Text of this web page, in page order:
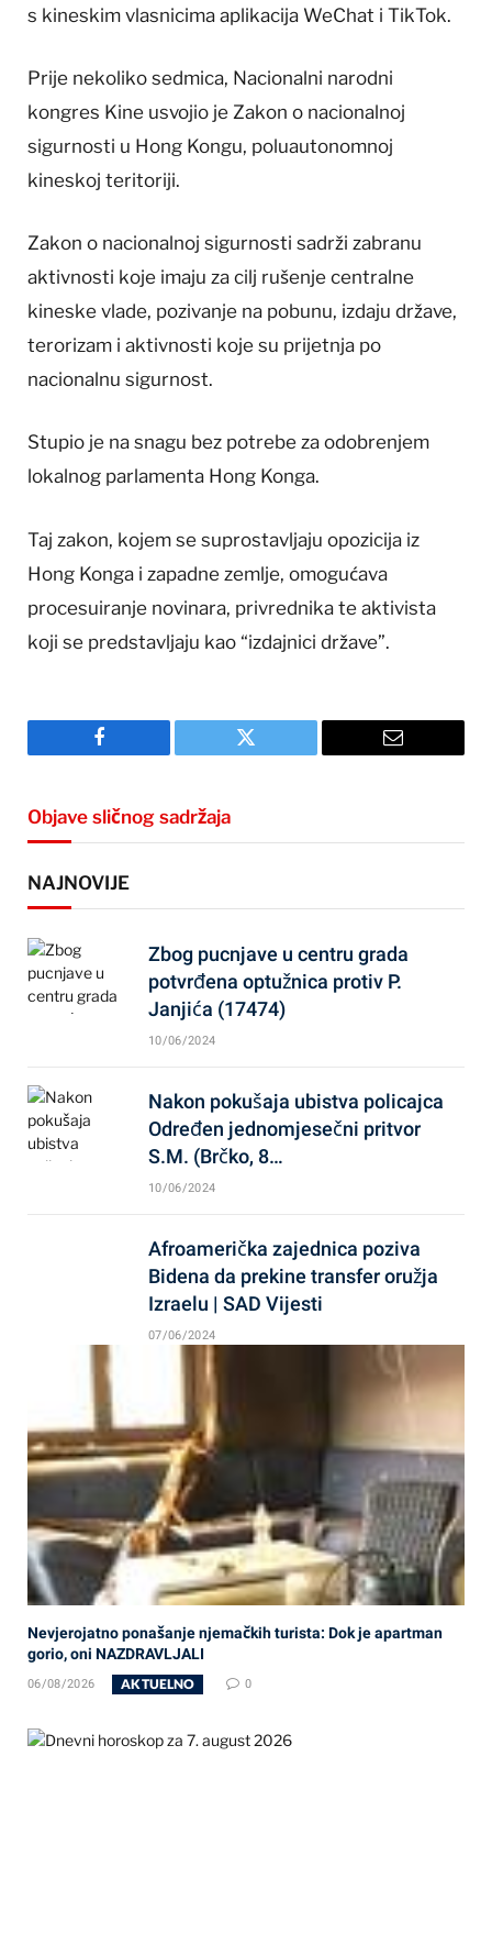
s kineskim vlasnicima aplikacija WeChat i TikTok.
Prije nekoliko sedmica, Nacionalni narodni
kongres Kine usvojio je Zakon o nacionalnoj
sigurnosti u Hong Kongu, poluautonomnoj
kineskoj teritoriji.
Zakon o nacionalnoj sigurnosti sadrži zabranu
aktivnosti koje imaju za cilj rušenje centralne
kineske vlade, pozivanje na pobunu, izdaju države,
terorizam i aktivnosti koje su prijetnja po
nacionalnu sigurnost.
Stupio je na snagu bez potrebe za odobrenjem
lokalnog parlamenta Hong Konga.
Taj zakon, kojem se suprostavljaju opozicija iz
Hong Konga i zapadne zemlje, omogućava
procesuiranje novinara, privrednika te aktivista
koji se predstavljaju kao “izdajnici države”.
Facebook Twitter Email
Objave sličnog sadržaja
NAJNOVIJE
Zbog pucnjave u centru grada
potvrđena optužnica protiv P.
Janjića (17474)
10/06/2024
Nakon pokušaja ubistva policajca
Određen jednomjesečni pritvor
S.M. (Brčko, 8…
10/06/2024
Afroamerička zajednica poziva
Bidena da prekine transfer oružja
Izraelu | SAD Vijesti
07/06/2024
Nevjerojatno ponašanje njemačkih turista: Dok je apartman
gorio, oni NAZDRAVLJALI
06/08/2026 AKTUELNO 0